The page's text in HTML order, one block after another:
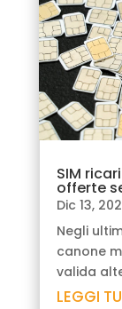
SIM
offerte
Dic 13,
Negli
canone
valida
LEGGI